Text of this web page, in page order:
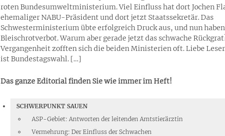
roten Bundesumweltministerium. Viel Einfluss hat dort Jochen
ehemaliger NABU-Präsident und dort jetzt Staatssekretär. Das
Schwesterministerium übte erfolgreich Druck aus, und nun
Bleischrotverbot. Warum aber gerade jetzt das schwache
Vergangenheit zofften sich die beiden Ministerien oft. Liebe
ist Bundestagswahl. […]
Das ganze Editorial finden Sie wie immer im Heft!
SCHWERPUNKT SAUEN
ASP-Gebiet: Antworten der leitenden Amtstierärztin
Vermehrung: Der Einfluss der Schwachen